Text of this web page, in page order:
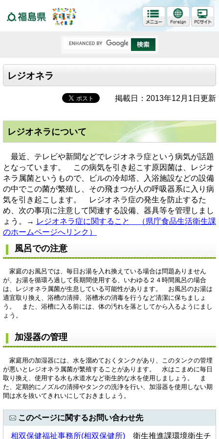
レジオネラ
掲載日：2013年12月1日更新
レジオネラについて
最近、テレビや新聞などでレジオネラ症という病気が話題
となっています。 この病気を引き起こす原因菌は、レジオ
ネラ属菌というもので、ビルの冷却塔、入浴施設などの設備
の中でこの菌が繁殖し、その飛まつが人の呼吸器系に入り病
気を引き起こします。 レジオネラ症の発生を防止するた
め、次の事項に注意して関連する設備、器具等を管理しまし
ょう。→ レジオネラ症に関すること （県庁食品生活衛生課
のホームページへリンク）
風呂での注意
家庭のお風呂では、毎日お湯を入れ換えている場合は問題ありません
が、お湯を循環ろ過して長期間使用する、いわゆる２４時間風呂の場合
は、レジオネラ属菌が生息している可能性があります。 お風呂のお湯は
適宜取り換え、浴槽の清掃、浴槽水の消毒を行うなど清潔に保ちましょ
う。 また、浴槽に入る前には、体の汚れを落としてから入るようにまし
ょう。
加湿器の管理
家庭用の加湿器には、水を溜めておくタンクがあり、このタンクの管埋
が悪いとレジオネラ属菌が繁殖することがあります。 水はこまめに毎日
取り換え、使用する水も水道水など衛生的な水を使用しましょう。 ま
た、定期的にノズルの清掃やタンクの洗浄を行い、加湿器を使用しない期
間は水を抜いてきれいにしておきましょう。
このページに関するお問い合わせ先
相双保健福祉事務所(相双保健所) 衛生推進課環境衛生チ